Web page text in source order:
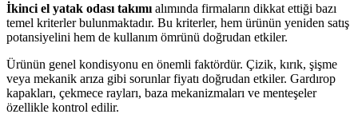
İkinci el yatak odası takımı alımında firmaların dikkat ettiği bazı
temel kriterler bulunmaktadır. Bu kriterler, hem ürünün yeniden satış
potansiyelini hem de kullanım ömrünü doğrudan etkiler.
Ürünün genel kondisyonu en önemli faktördür. Çizik, kırık, şişme
veya mekanik arıza gibi sorunlar fiyatı doğrudan etkiler. Gardırop
kapakları, çekmece rayları, baza mekanizmaları ve menteşeler
özellikle kontrol edilir.